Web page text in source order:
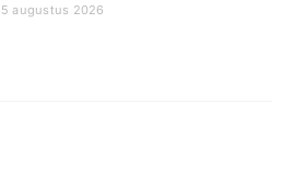
5 augustus 2026